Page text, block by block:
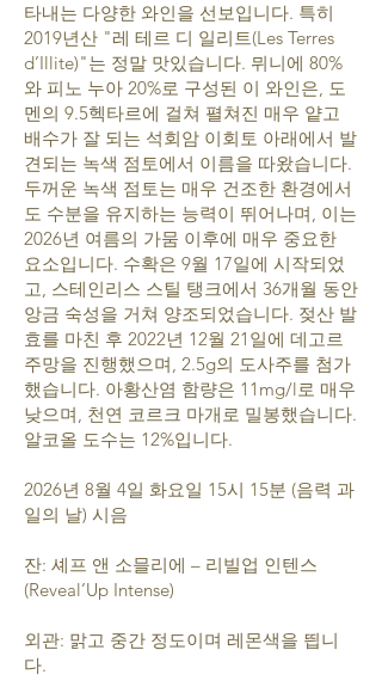
타내는 다양한 와인을 선보입니다. 특히
2019년산 "레 테르 디 일리트(Les Terres
d’Illite)"는 정말 맛있습니다. 뮈니에 80%
와 피노 누아 20%로 구성된 이 와인은, 도
멘의 9.5헥타르에 걸쳐 펼쳐진 매우 얕고
배수가 잘 되는 석회암 이회토 아래에서 발
견되는 녹색 점토에서 이름을 따왔습니다.
두꺼운 녹색 점토는 매우 건조한 환경에서
도 수분을 유지하는 능력이 뛰어나며, 이는
2026년 여름의 가뭄 이후에 매우 중요한
요소입니다. 수확은 9월 17일에 시작되었
고, 스테인리스 스틸 탱크에서 36개월 동안
앙금 숙성을 거쳐 양조되었습니다. 젖산 발
효를 마친 후 2022년 12월 21일에 데고르
주망을 진행했으며, 2.5g의 도사주를 첨가
했습니다. 아황산염 함량은 11mg/l로 매우
낮으며, 천연 코르크 마개로 밀봉했습니다.
알코올 도수는 12%입니다.
2026년 8월 4일 화요일 15시 15분 (음력 과
일의 날) 시음
잔: 셰프 앤 소믈리에 – 리빌업 인텐스
(Reveal’Up Intense)
외관: 맑고 중간 정도이며 레몬색을 띕니
다.